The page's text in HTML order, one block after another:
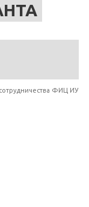
ФИЦ ИУ